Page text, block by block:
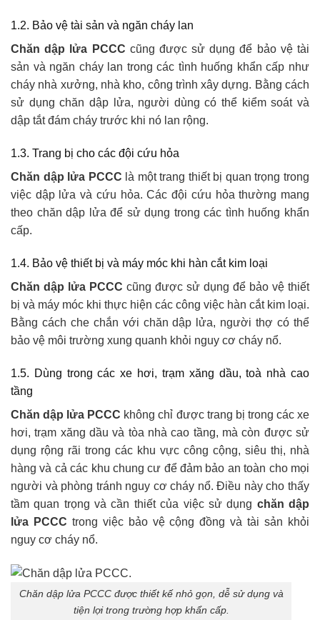
1.2. Bảo vệ tài sản và ngăn cháy lan
Chăn dập lửa PCCC cũng được sử dụng để bảo vệ tài
sản và ngăn cháy lan trong các tình huống khẩn cấp như
cháy nhà xưởng, nhà kho, công trình xây dựng. Bằng cách
sử dụng chăn dập lửa, người dùng có thể kiểm soát và
dập tắt đám cháy trước khi nó lan rộng.
1.3. Trang bị cho các đội cứu hỏa
Chăn dập lửa PCCC là một trang thiết bị quan trọng trong
việc dập lửa và cứu hỏa. Các đội cứu hỏa thường mang
theo chăn dập lửa để sử dụng trong các tình huống khẩn
cấp.
1.4. Bảo vệ thiết bị và máy móc khi hàn cắt kim loại
Chăn dập lửa PCCC cũng được sử dụng để bảo vệ thiết
bị và máy móc khi thực hiện các công việc hàn cắt kim loại.
Bằng cách che chắn với chăn dập lửa, người thợ có thể
bảo vệ môi trường xung quanh khỏi nguy cơ cháy nổ.
1.5. Dùng trong các xe hơi, trạm xăng dầu, toà nhà cao
tầng
Chăn dập lửa PCCC không chỉ được trang bị trong các xe
hơi, trạm xăng dầu và tòa nhà cao tầng, mà còn được sử
dụng rộng rãi trong các khu vực công cộng, siêu thị, nhà
hàng và cả các khu chung cư để đảm bảo an toàn cho mọi
người và phòng tránh nguy cơ cháy nổ. Điều này cho thấy
tầm quan trọng và cần thiết của việc sử dụng chăn dập
lửa PCCC trong việc bảo vệ cộng đồng và tài sản khỏi
nguy cơ cháy nổ.
Chăn dập lửa PCCC được thiết kế nhỏ gọn, dễ sử dụng và
tiện lợi trong trường hợp khẩn cấp.